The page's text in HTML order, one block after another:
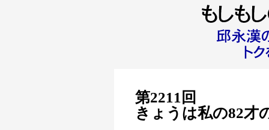
第2211回
きょうは私の82才